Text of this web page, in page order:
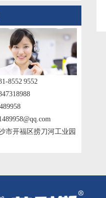
8552 9552
市开福区捞刀河工业园